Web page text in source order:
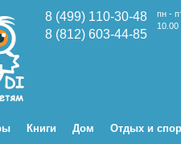
8 (499) 110-30-48
пн -
10.00
8 (812) 603-44-85
Книги Дом Отдых и